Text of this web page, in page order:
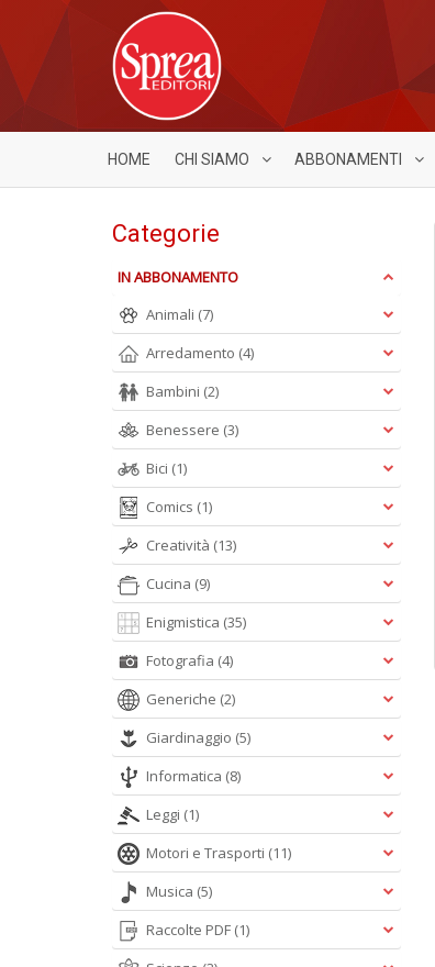
HOME CHI SIAMO ABBONAMENTI
Categorie
IN ABBONAMENTO
Animali (7)
Arredamento (4)
Bambini (2)
Benessere (3)
Bici (1)
Comics (1)
Creatività (13)
Cucina (9)
Enigmistica (35)
Fotografia (4)
Generiche (2)
Giardinaggio (5)
Informatica (8)
Leggi (1)
Motori e Trasporti (11)
Musica (5)
Raccolte PDF (1)